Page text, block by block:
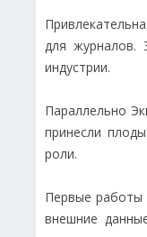
для журналов.
индустрии.
Параллельно
принесли
роли.
Первые работы
внешние